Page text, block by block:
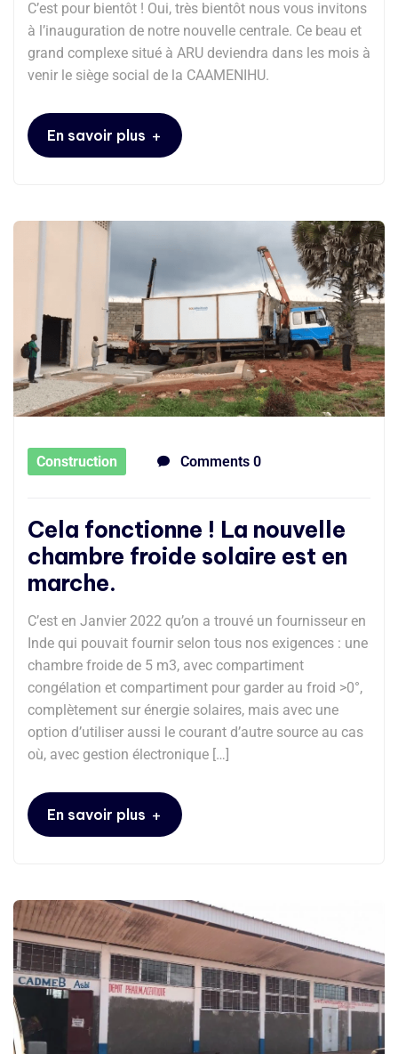
C’est pour bientôt ! Oui, très bientôt nous vous invitons
à l’inauguration de notre nouvelle centrale. Ce beau et
grand complexe situé à ARU deviendra dans les mois à
venir le siège social de la CAAMENIHU.
En savoir plus +
Construction Comments 0
Cela fonctionne ! La nouvelle
chambre froide solaire est en
marche.
C’est en Janvier 2022 qu’on a trouvé un fournisseur en
Inde qui pouvait fournir selon tous nos exigences : une
chambre froide de 5 m3, avec compartiment
congélation et compartiment pour garder au froid >0°,
complètement sur énergie solaires, mais avec une
option d’utiliser aussi le courant d’autre source au cas
où, avec gestion électronique […]
En savoir plus +